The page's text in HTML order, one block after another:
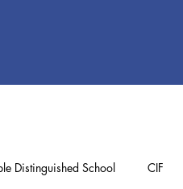
Distinguished School CIF